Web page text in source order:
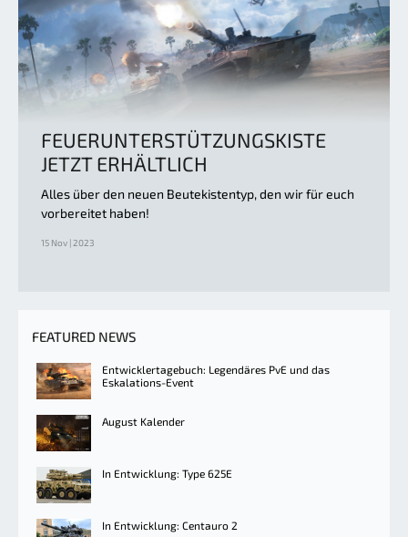
FEUERUNTERSTÜTZUNGSKISTE
JETZT ERHÄLTLICH
Alles über den neuen Beutekistentyp, den wir für euch
vorbereitet haben!
15 Nov | 2023
FEATURED NEWS
Entwicklertagebuch: Legendäres PvE und das
Eskalations-Event
August Kalender
In Entwicklung: Type 625E
In Entwicklung: Centauro 2